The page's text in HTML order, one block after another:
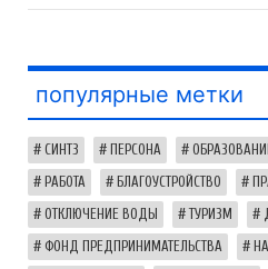
популярные метки
СИНТЗ ПЕРСОНА
РАБОТА БЛАГОУСТРОЙСТВО
ОТКЛЮЧЕНИЕ ВОДЫ ТУРИЗМ
ФОНД ПРЕДПРИНИМАТЕЛЬСТВА